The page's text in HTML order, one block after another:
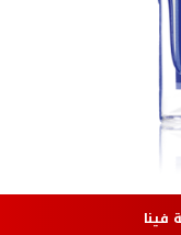
فينا